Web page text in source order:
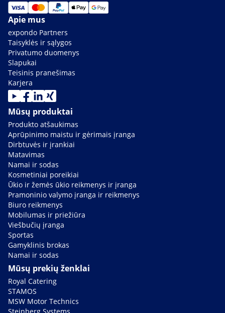
Apie mus
expondo Partners
Taisyklės ir sąlygos
Privatumo duomenys
Slapukai
Teisinis pranešimas
Karjera
Mūsų produktai
Produkto atšaukimas
Aprūpinimo maistu ir gėrimais įranga
Dirbtuvės ir įrankiai
Matavimas
Namai ir sodas
Kosmetiniai poreikiai
Ūkio ir žemės ūkio reikmenys ir įranga
Pramoninio valymo įranga ir reikmenys
Biuro reikmenys
Mobilumas ir priežiūra
Viešbučių įranga
Sportas
Gamyklinis brokas
Namai ir sodas
Mūsų prekių ženklai
Royal Catering
STAMOS
MSW Motor Technics